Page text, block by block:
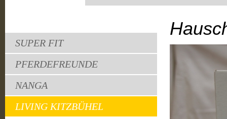
SUPER FIT
PFERDEFREUNDE
NANGA
LIVING KITZBÜHEL